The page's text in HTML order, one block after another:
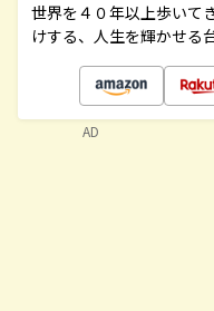
世界を４０年以上歩いて
けする、人生を輝かせる
AD